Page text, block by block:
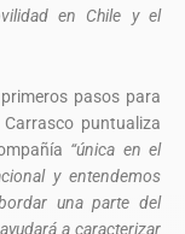
en Chile y el
pasos para
puntualiza
“única en el
y entendemos
una parte del
a caracterizar